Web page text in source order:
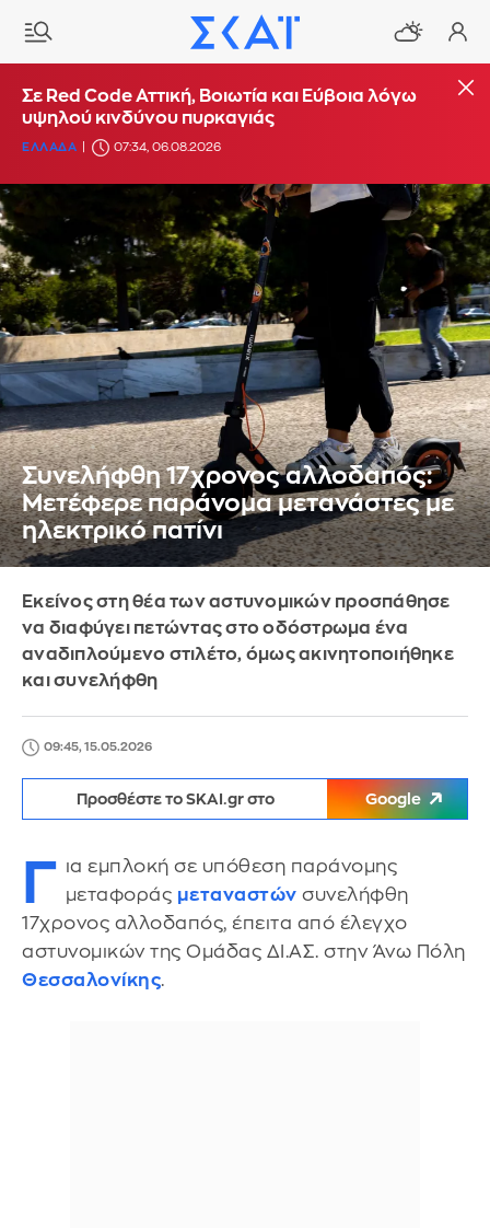
Σε Red Code Αττική, Βοιωτία και Εύβοια λόγω
υψηλού κινδύνου πυρκαγιάς
ΕΛΛΑΔΑ 07:34, 06.08.2026
Συνελήφθη 17χρονος αλλοδαπός:
Μετέφερε παράνομα μετανάστες με
ηλεκτρικό πατίνι
Εκείνος στη θέα των αστυνομικών προσπάθησε
να διαφύγει πετώντας στο οδόστρωμα ένα
αναδιπλούμενο στιλέτο, όμως ακινητοποιήθηκε
και συνελήφθη
09:45, 15.05.2026
Προσθέστε το SKAI.gr στο Google
Γ ια εμπλοκή σε υπόθεση παράνομης
μεταφοράς μεταναστών συνελήφθη
17χρονος αλλοδαπός, έπειτα από έλεγχο
αστυνομικών της Ομάδας ΔΙ.ΑΣ. στην Άνω Πόλη
Θεσσαλονίκης.